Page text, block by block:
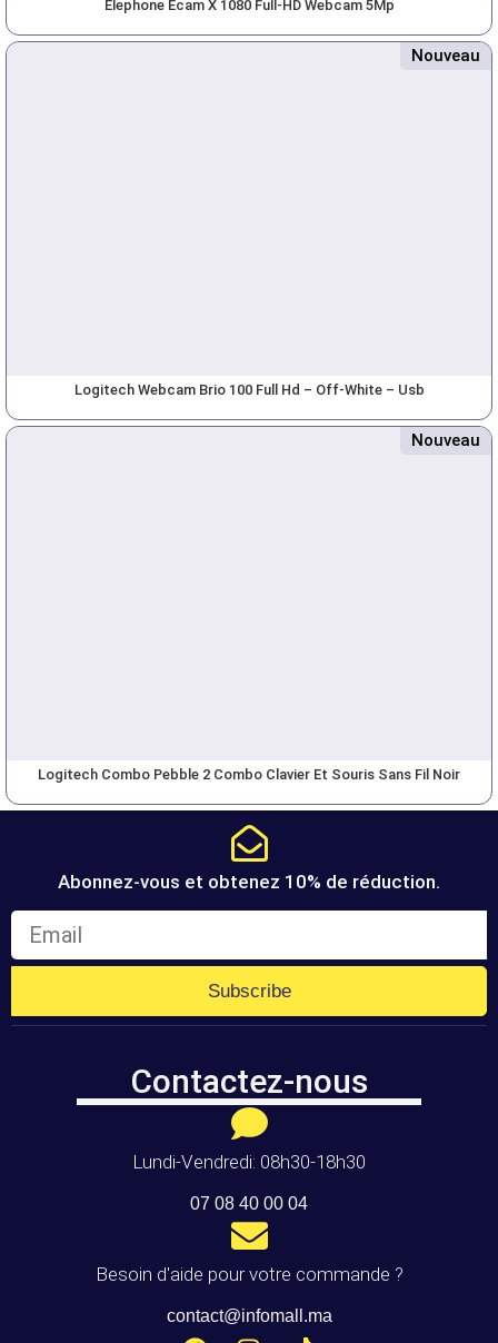
Elephone Ecam X 1080 Full-HD Webcam 5Mp
Nouveau
Logitech Webcam Brio 100 Full Hd – Off-White – Usb
Nouveau
Logitech Combo Pebble 2 Combo Clavier Et Souris Sans Fil Noir
Abonnez-vous et obtenez 10% de réduction.
Subscribe
Contactez-nous
Lundi-Vendredi: 08h30-18h30
07 08 40 00 04
Besoin d'aide pour votre commande ?
contact@infomall.ma